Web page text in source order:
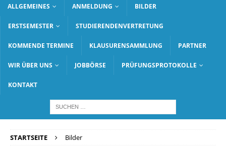
ALLGEMEINES ANMELDUNG BILDER
ERSTSEMESTER STUDIERENDENVERTRETUNG
KOMMENDE TERMINE KLAUSURENSAMMLUNG PARTNER
WIR ÜBER UNS JOBBÖRSE PRÜFUNGSPROTOKOLLE
KONTAKT
STARTSEITE Bilder